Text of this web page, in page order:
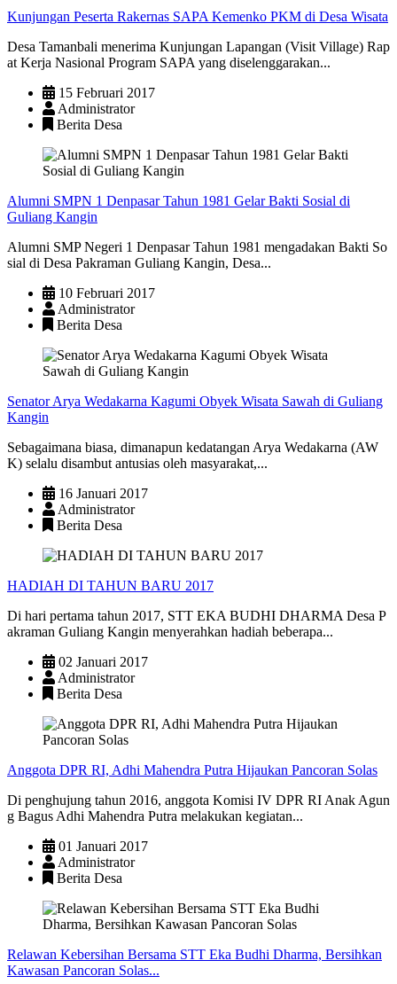
Kunjungan Peserta Rakernas SAPA Kemenko PKM di Desa Wisata
Desa Tamanbali menerima Kunjungan Lapangan (Visit Village) Rap
at Kerja Nasional Program SAPA yang diselenggarakan...
15 Februari 2017
Administrator
Berita Desa
Alumni SMPN 1 Denpasar Tahun 1981 Gelar Bakti Sosial di
Guliang Kangin
Alumni SMP Negeri 1 Denpasar Tahun 1981 mengadakan Bakti So
sial di Desa Pakraman Guliang Kangin, Desa...
10 Februari 2017
Administrator
Berita Desa
Senator Arya Wedakarna Kagumi Obyek Wisata Sawah di Guliang
Kangin
Sebagaimana biasa, dimanapun kedatangan Arya Wedakarna (AW
K) selalu disambut antusias oleh masyarakat,...
16 Januari 2017
Administrator
Berita Desa
HADIAH DI TAHUN BARU 2017
Di hari pertama tahun 2017, STT EKA BUDHI DHARMA Desa P
akraman Guliang Kangin menyerahkan hadiah beberapa...
02 Januari 2017
Administrator
Berita Desa
Anggota DPR RI, Adhi Mahendra Putra Hijaukan Pancoran Solas
Di penghujung tahun 2016, anggota Komisi IV DPR RI Anak Agun
g Bagus Adhi Mahendra Putra melakukan kegiatan...
01 Januari 2017
Administrator
Berita Desa
Relawan Kebersihan Bersama STT Eka Budhi Dharma, Bersihkan
Kawasan Pancoran Solas...